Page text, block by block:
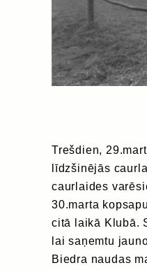
Trešdien,
līdzšinējās
caurlaides
30.marta
citā laikā Klubā.
lai saņemtu
Biedra naudas